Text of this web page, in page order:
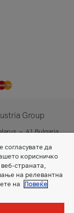
Group
A1 Bulgaria
согласувате да
корисничко
страната,
на релевантна
на
Повеќе